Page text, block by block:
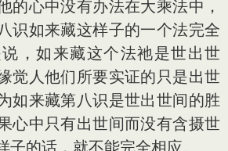
的心中没有办法在大乘法中，
识如来藏这样子的一个法完全
，如来藏这个法祂是世出世
觉人他们所要实证的只是出世
如来藏第八识是世出世间的胜
心中只有出世间而没有含摄世
子的话，就不能完全相应。